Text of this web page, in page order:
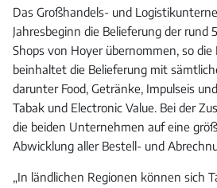
Das Großhandels- und
Jahresbeginn die Belieferung der rund
Shops von Hoyer übernommen, so
beinhaltet die Belieferung mit
darunter Food, Getränke, Impulseis
Tabak und Electronic Value. Bei der
die beiden Unternehmen auf eine
Abwicklung aller Bestell- und
„In ländlichen Regionen können sich